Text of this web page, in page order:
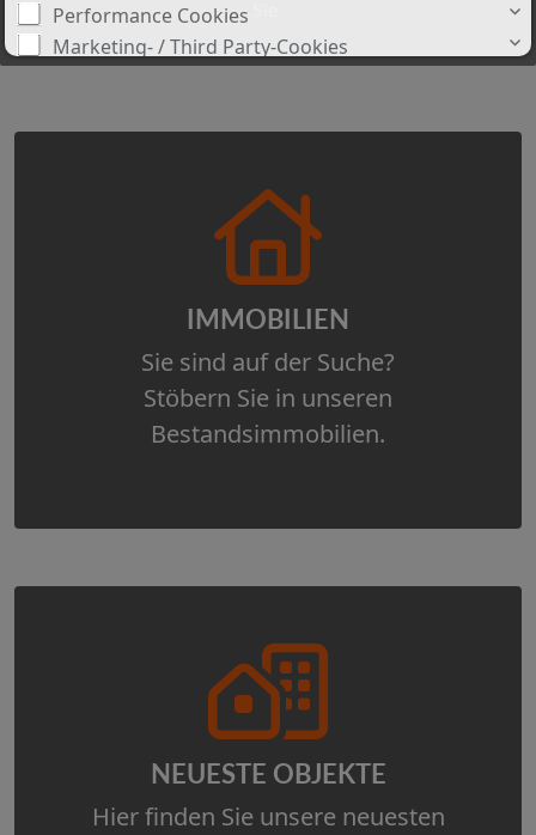
IMMOBILIEN
Sie sind auf der Suche?
Stöbern Sie in unseren
Bestandsimmobilien.
NEUESTE OBJEKTE
Hier finden Sie unsere neuesten
Performance Cookies
Marketing- / Third Party-Cookies
Datenschutz
Weitere Informationen